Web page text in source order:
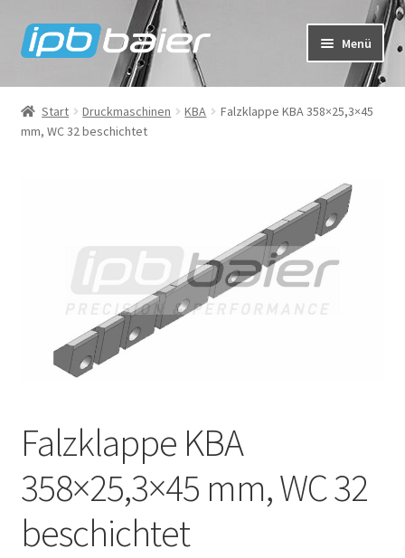
Zur
Navigation
Zum
Inhalt
Menü
Mein Konto
Warenkorb
Start Druckmaschinen KBA
Falzklappe KBA 358×25,3×45
mm, WC 32 beschichtet
Falzklappe KBA
358×25,3×45 mm, WC 32
beschichtet